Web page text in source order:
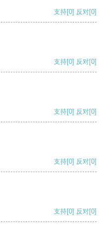
支持[0] 反对[0]
支持[0] 反对[0]
支持[0] 反对[0]
支持[0] 反对[0]
支持[0] 反对[0]